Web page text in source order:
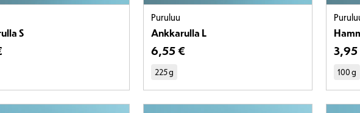
S
hinta on 5,29 €
Puruluu
Ankkarulla L
Tuotteen hinta on 6,55 €
6,55 €
225 g
3,95
100 g